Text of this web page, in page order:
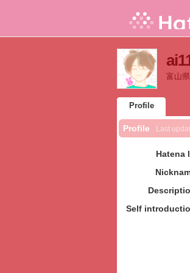
富山
Profile
Profile Last
Hatena
Self